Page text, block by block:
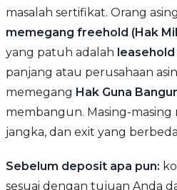
masalah sertifikat. Orang asing
memegang freehold (Hak
yang patuh adalah leasehold
panjang atau perusahaan
memegang Hak Guna
membangun. Masing-masing
jangka, dan exit yang
Sebelum deposit apa pun:
sesuai dengan tujuan Anda